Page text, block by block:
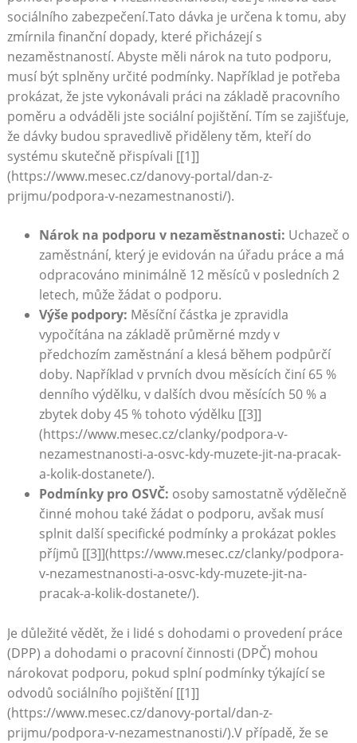
sociálního zabezpečení.Tato dávka je určena k tomu, aby
zmírnila finanční dopady, které přicházejí s
nezaměstnaností. Abyste měli nárok na tuto podporu,
musí být splněny určité podmínky. Například je potřeba
prokázat, že jste vykonávali práci na základě pracovního
poměru a odváděli jste sociální pojištění. Tím se zajišťuje,
že dávky budou spravedlivě přiděleny těm, kteří do
systému skutečně přispívali [[1]]
(https://www.mesec.cz/danovy-portal/dan-z-
prijmu/podpora-v-nezamestnanosti/).
Nárok na podporu v nezaměstnanosti: Uchazeč o
zaměstnání, který je evidován na úřadu práce a má
odpracováno minimálně 12 měsíců v posledních 2
letech, může žádat o podporu.
Výše podpory: Měsíční částka je zpravidla
vypočítána na základě průměrné mzdy v
předchozím zaměstnání a klesá během podpůrčí
doby. Například v prvních dvou měsících činí 65 %
denního výdělku, v dalších dvou měsících 50 % a
zbytek doby 45 % tohoto výdělku [[3]]
(https://www.mesec.cz/clanky/podpora-v-
nezamestnanosti-a-osvc-kdy-muzete-jit-na-pracak-
a-kolik-dostanete/).
Podmínky pro OSVČ: osoby samostatně výdělečně
činné mohou také žádat o podporu, avšak musí
splnit další specifické podmínky a prokázat pokles
příjmů [[3]](https://www.mesec.cz/clanky/podpora-
v-nezamestnanosti-a-osvc-kdy-muzete-jit-na-
pracak-a-kolik-dostanete/).
Je důležité vědět, že i lidé s dohodami o provedení práce
(DPP) a dohodami o pracovní činnosti (DPČ) mohou
nárokovat podporu, pokud splní podmínky týkající se
odvodů sociálního pojištění [[1]]
(https://www.mesec.cz/danovy-portal/dan-z-
prijmu/podpora-v-nezamestnanosti/).V případě, že se